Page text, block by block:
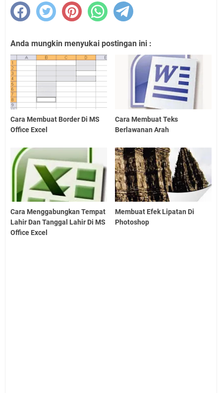
Anda mungkin menyukai postingan ini :
Cara Membuat Border Di MS
Office Excel
Cara Membuat Teks
Berlawanan Arah
Cara Menggabungkan Tempat
Lahir Dan Tanggal Lahir Di MS
Office Excel
Membuat Efek Lipatan Di
Photoshop